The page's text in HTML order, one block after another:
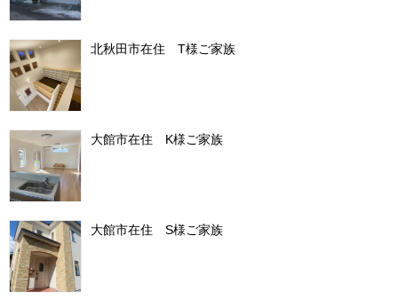
北秋田市在住 T様ご家族
大館市在住 K様ご家族
大館市在住 S様ご家族